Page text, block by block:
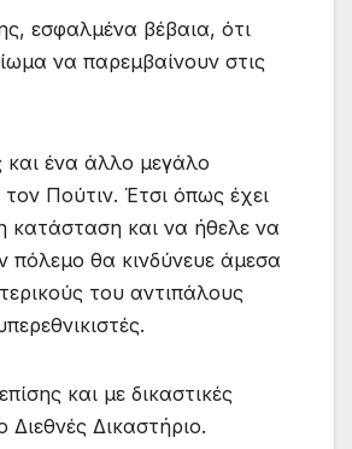
εσφαλμένα βέβαια, ότι
να παρεμβαίνουν στις
ένα άλλο μεγάλο
Πούτιν. Έτσι όπως έχει
κατάσταση και να ήθελε να
πόλεμο θα κινδύνευε άμεσα
του αντιπάλους
και με δικαστικές
Διεθνές Δικαστήριο.